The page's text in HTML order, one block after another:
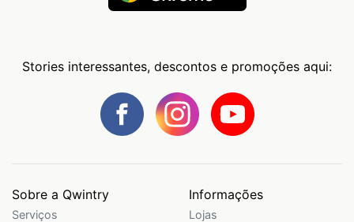
Stories interessantes, descontos e promoções aqui:
Sobre a Qwintry
Serviços
Informações
Lojas